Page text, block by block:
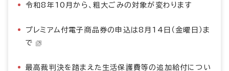
令和8年10月から、粗大ごみの対象が変わります
プレミアム付電子商品券の申込は8月14日（金曜日）ま
で
最高裁判決を踏まえた生活保護費等の追加給付につい